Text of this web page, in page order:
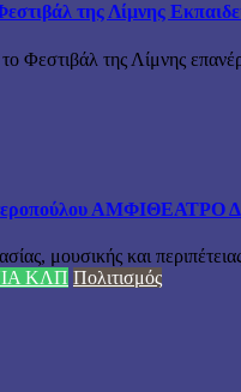
της Λίμνης
Φεστιβάλ της Λίμνης
ΑΜΦΙΘΕΑΤΡΟ
και περιπέτειας
ΚΛΠ Πολιτισμός